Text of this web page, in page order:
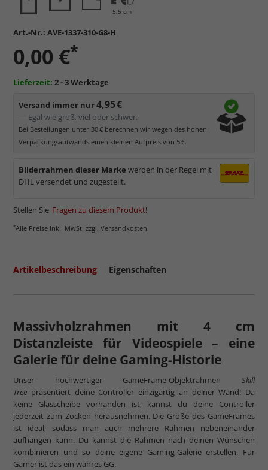
5,5 cm
Art.-Nr.: AVE-1337-310-G8-H
0,00 €*
Lieferzeit: 2 - 3 Werktage
Versand immer nur4,95 €
— Egal wie groß, viel oder schwer.
Bei Bestellungen unter 30 € berechnen wir wegen des hohen
Verpackungsaufwands einen kleinen Aufpreis von 5 €.
Bilderrahmen dieser Marke werden in der Regel mit
DHL versendet und zugestellt.
Stellen Sie Fragen zu diesem Produkt!
*Alle Preise inkl. MwSt. zzgl. Versandkosten.
Artikelbeschreibung Eigenschaften
Massivholzrahmen mit 4 cm
Distanzleiste für Videospiele – eine
Galerie für deine Gaming-Historie
Unser hochwertiger GameFrame-Objektrahmen Skill
Tree präsentiert deine Controller einzigartig an deiner Wand! Da
keine Glasscheibe vorhanden ist, kannst du deine Controller
jederzeit zum Zocken herausnehmen. Die Größe des GameFrames
ist ideal, sodass man auch mehrere Rahmen nebeneinander
aufhängen kann. Du kannst die Rahmen nach deinen Wünschen
kombinieren und so deine eigene Gaming-Galerie erstellen. Für
Gamer ist das ein wahres GG.